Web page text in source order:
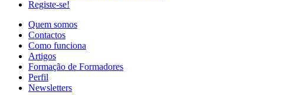
Registe-se!
Quem somos
Contactos
Como funciona
Artigos
Formação de Formadores
Perfil
Newsletters